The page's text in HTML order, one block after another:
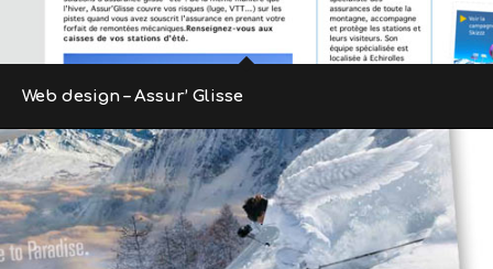
Web design – Assur’ Glisse